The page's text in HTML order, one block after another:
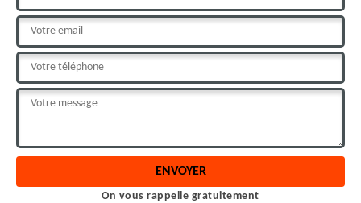
On vous rappelle gratuitement